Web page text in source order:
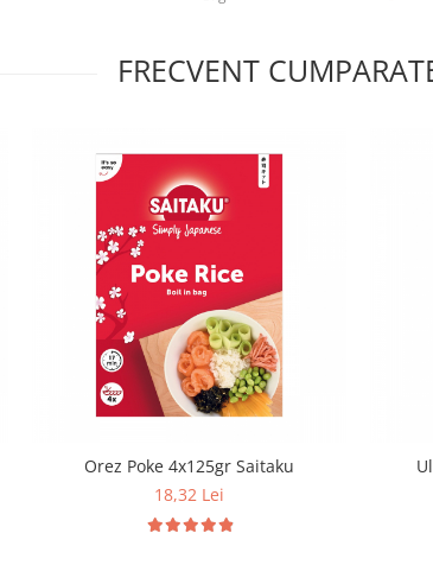
FRECVENT
Orez Poke 4x125gr Saitaku
18,32 Lei